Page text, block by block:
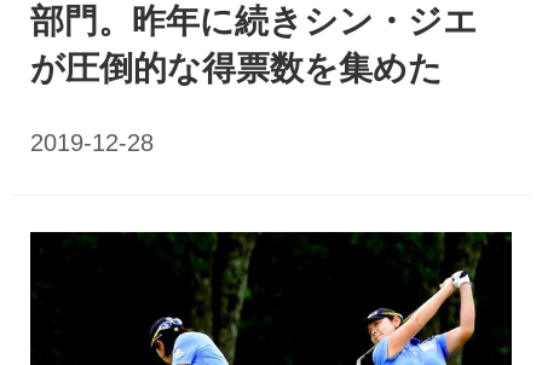
部門。昨年に続きシン・ジエ
が圧倒的な得票数を集めた